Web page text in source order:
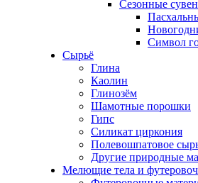
Сезонные
Символ
Сырьё
Глина
Каолин
Глинозём
Шамотные порошки
Гипс
Силикат циркония
Полевошпатовое
Другие природные
Мелющие тела и